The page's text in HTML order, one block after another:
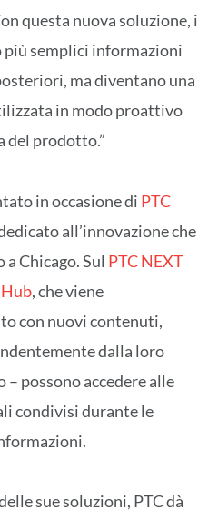
questa nuova soluzione, i
più semplici informazioni
ma diventano una
in modo proattivo
del prodotto.”
in occasione di PTC
all’innovazione che
a Chicago. Sul PTC NEXT
, che viene
con nuovi contenuti,
dalla loro
– possono accedere alle
condivisi durante le
sue soluzioni, PTC dà